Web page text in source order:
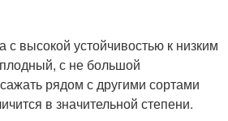
с высокой устойчивостью к низким
с не большой
рядом с другими сортами
в значительной степени.